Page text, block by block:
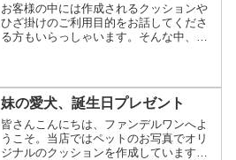
お客様の中には作成されるクッションや
ひざ掛けのご利用目的をお話してくださ
る方もいらっしゃいます。そんな中、案
も幸せな気持ちになってま...
妹の愛犬、誕生日プレゼント
皆さんこんにちは、ファンデルワンへよ
うこそ。当店ではペットのお写真でオリ
ジナルのクッションを作成しています。